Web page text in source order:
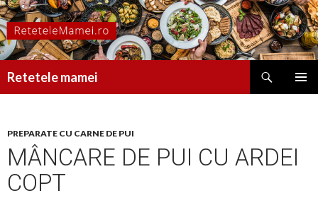
Retetele mamei
PREPARATE CU CARNE DE PUI
MÂNCARE DE PUI CU ARDEI
COPT